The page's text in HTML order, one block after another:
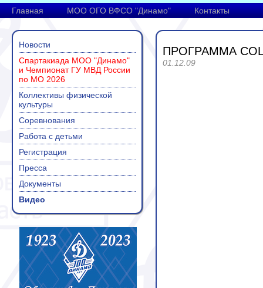
Главная МОО ОГО ВФСО "Динамо" Контакты
Новости
Спартакиада МОО "Динамо"
и Чемпионат ГУ МВД России
по МО 2026
Коллективы физической
культуры
Соревнования
Работа с детьми
Регистрация
Пресса
Документы
Видео
ПРОГРАММА
01.12.09